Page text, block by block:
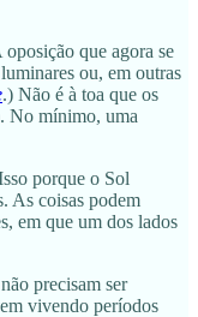
que agora se
ou, em outras
.) Não é à toa que os
No mínimo, uma
porque o Sol
As coisas podem
em que um dos lados
precisam ser
vivendo períodos